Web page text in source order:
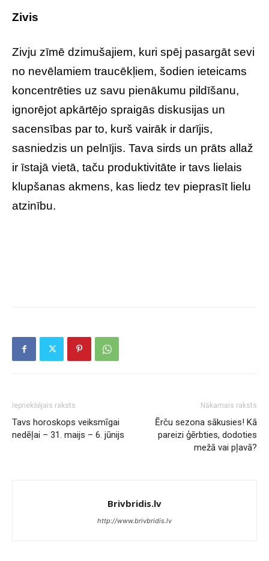
Zivis
Zivju zīmē dzimušajiem, kuri spēj pasargāt sevi
no nevēlamiem traucēkļiem, šodien ieteicams
koncentrēties uz savu pienākumu pildīšanu,
ignorējot apkārtējo spraigās diskusijas un
sacensības par to, kurš vairāk ir darījis,
sasniedzis un pelnījis. Tava sirds un prāts allaž
ir īstajā vietā, taču produktivitāte ir tavs lielais
klupšanas akmens, kas liedz tev pieprasīt lielu
atzinību.
Iepriekšējais raksts
Tavs horoskops veiksmīgai
nedēļai – 31. maijs – 6. jūnijs
Nākamais raksts
Ērču sezona sākusies! Kā
pareizi ģērbties, dodoties
mežā vai pļavā?
Brivbridis.lv
http://www.brivbridis.lv